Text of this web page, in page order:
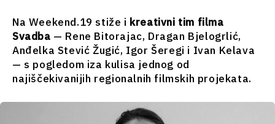
Na Weekend.19 stiže i kreativni tim filma
Svadba — Rene Bitorajac, Dragan Bjelogrlić,
Anđelka Stević Žugić, Igor Šeregi i Ivan Kelava
— s pogledom iza kulisa jednog od
najiščekivanijih regionalnih filmskih projekata.